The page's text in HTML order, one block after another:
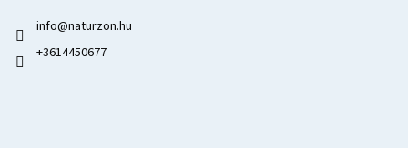
info@naturzon.hu
+3614450677